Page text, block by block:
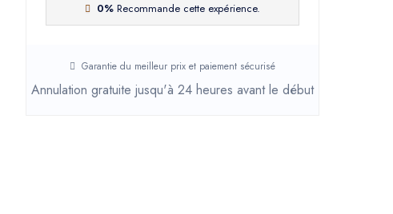
0% Recommande cette expérience.
Garantie du meilleur prix et paiement sécurisé
Annulation gratuite jusqu'à 24 heures avant le début